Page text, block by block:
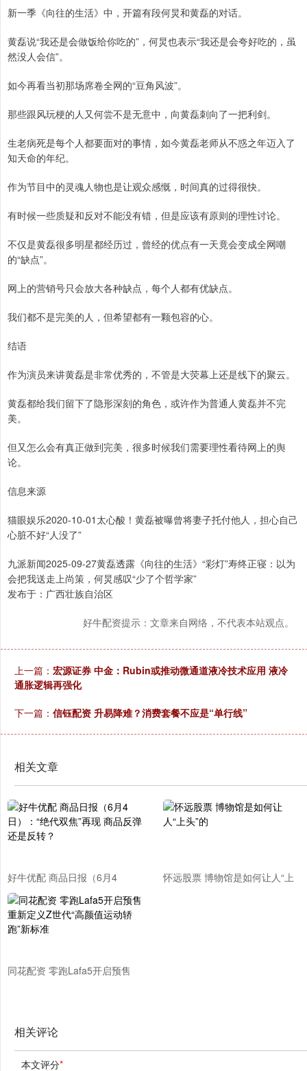
新一季《向往的生活》中，开篇有段何炅和黄磊的对话。
黄磊说“我还是会做饭给你吃的”，何炅也表示“我还是会夸好吃的，虽
然没人会信”。
如今再看当初那场席卷全网的“豆角风波”。
那些跟风玩梗的人又何尝不是无意中，向黄磊刺向了一把利剑。
生老病死是每个人都要面对的事情，如今黄磊老师从不惑之年迈入了
知天命的年纪。
作为节目中的灵魂人物也是让观众感慨，时间真的过得很快。
有时候一些质疑和反对不能没有错，但是应该有原则的理性讨论。
不仅是黄磊很多明星都经历过，曾经的优点有一天竟会变成全网嘲
的“缺点”。
网上的营销号只会放大各种缺点，每个人都有优缺点。
我们都不是完美的人，但希望都有一颗包容的心。
结语
作为演员来讲黄磊是非常优秀的，不管是大荧幕上还是线下的聚云。
黄磊都给我们留下了隐形深刻的角色，或许作为普通人黄磊并不完
美。
但又怎么会有真正做到完美，很多时候我们需要理性看待网上的舆
论。
信息来源
猫眼娱乐2020-10-01太心酸！黄磊被曝曾将妻子托付他人，担心自己
心脏不好“人没了”
九派新闻2025-09-27黄磊透露《向往的生活》“彩灯”寿终正寝：以为
会把我送走上尚策，何炅感叹“少了个哲学家”
发布于：广西壮族自治区
好牛配资提示：文章来自网络，不代表本站观点。
上一篇： 宏源证券 中金：Rubin或推动微通道液冷技术应用 液冷
通胀逻辑再强化
下一篇： 信钰配资 升易降难？消费套餐不应是“单行线”
相关文章
好牛优配 商品日报（6月4
日）：“绝代双焦”再现 商品反弹
还是反转？
怀远股票 博物馆是如何让人“上
同花配资 零跑Lafa5开启预售
相关评论
本文评分*